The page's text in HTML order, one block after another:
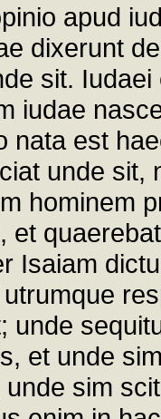
apud
dixerunt
sit.
iudae
nata est
unde sit,
hominem
et
Isaiam
unde
et unde
sim